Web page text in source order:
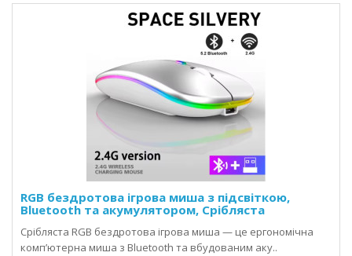
RGB бездротова ігрова миша з підсвіткою,
Bluetooth та акумулятором, Срібляста
Срібляста RGB бездротова ігрова миша — це ергономічна
комп’ютерна миша з Bluetooth та вбудованим аку..